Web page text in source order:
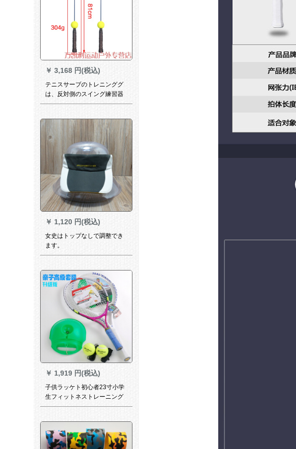
￥ 3,168 円(税込)
テニスサーブのトレニンググ
は、反対側のスイング練習器
の教育補助器の成人タイプで
￥ 1,120 円(税込)
女史はトップなしで調整でき
ます。
￥ 1,919 円(税込)
子供ラッケト初心者23寸小学
生フィットネストレーニング
シンガートレーニング親子ス